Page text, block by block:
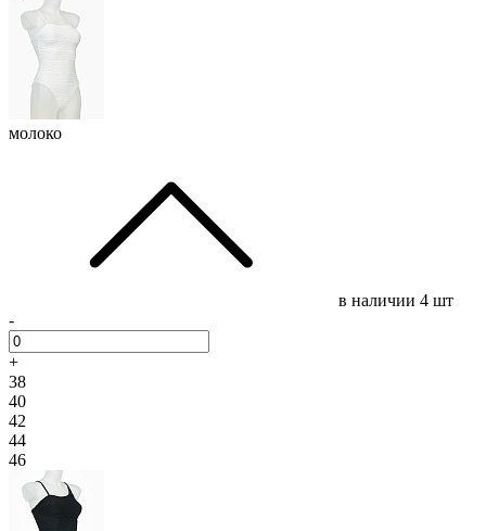
молоко
в наличии 4 шт
-
+
38
40
42
44
46